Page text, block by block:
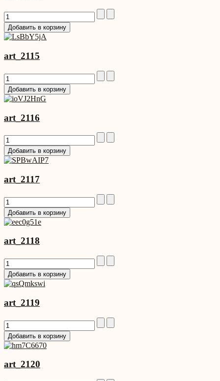
art_2115
art_2116
art_2117
art_2118
art_2119
art_2120